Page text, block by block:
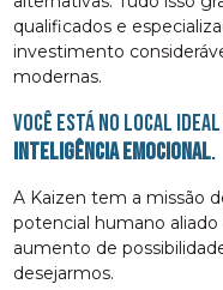
qualificados e
investimento
modernas.
Você está no local
inteligência emocional.
A Kaizen tem a missão
potencial humano
aumento de
desejarmos.